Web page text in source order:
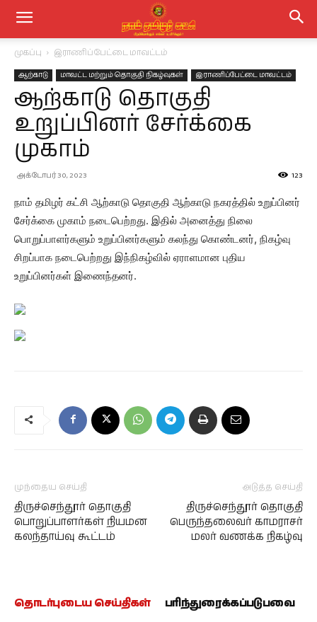
முகப்பு இராணிப்பேட்டை மாவட்டம்
ஆற்காடு மாவட்ட மற்றும் தொகுதி நிகழ்வுகள் இராணிப்பேட்டை மாவட்டம்
ஆற்காடு தொகுதி
உறுப்பினர் சேர்க்கை
முகாம்
அக்டோபர் 30, 2023 123
நாம் தமிழர் கட்சி ஆற்காடு தொகுதி ஆற்காடு நகரத்தில் உறுப்பினர்
சேர்க்கை முகாம் நடைபெற்றது. இதில் அனைத்து நிலை
பொறுப்பாளர்களும் உறுப்பினர்களும் கலந்து கொண்டனர், நிகழ்வு
சிறப்பாக நடைபெற்றது இந்நிகழ்வில் ஏராளமான புதிய
உறுப்பினர்கள் இணைந்தனர்.
முந்தைய செய்தி
திருச்செந்தூர் தொகுதி
பொறுப்பாளர்கள் நியமன
கலந்தாய்வு கூட்டம்
அடுத்த செய்தி
திருச்செந்தூர் தொகுதி
பெருந்தலைவர் காமராசர்
மலர் வணக்க நிகழ்வு
தொடர்புடைய செய்திகள் பரிந்துரைக்கப்படுபவை